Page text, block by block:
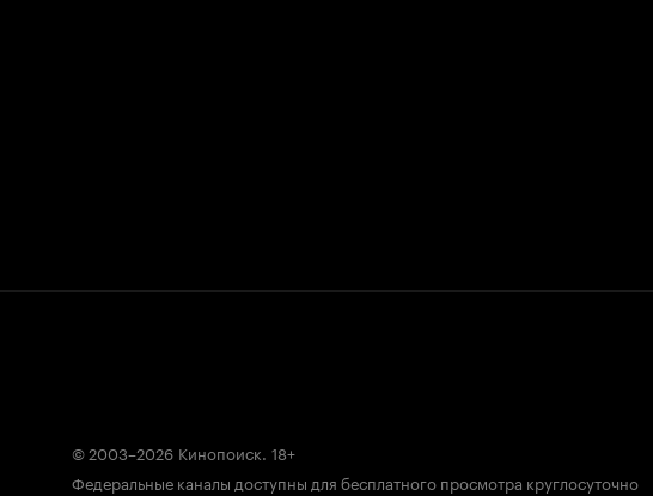
© 2003–2026 Кинопоиск. 18+
Федеральные каналы доступны для бесплатного просмотра круглосуточно